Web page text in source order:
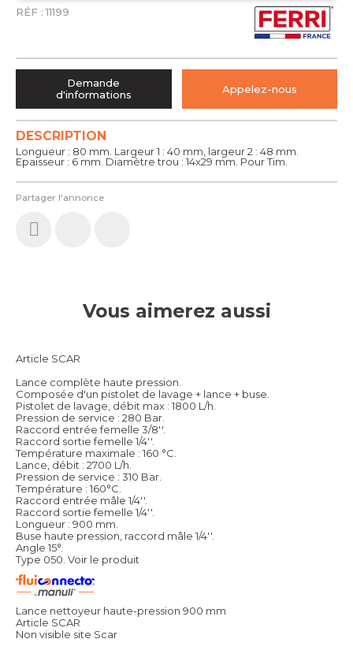
RÉF : 11199
Partager l'annonce
DESCRIPTION
Longueur : 80 mm. Largeur 1 : 40 mm, largeur 2 : 48 mm.
Epaisseur : 6 mm. Diamètre trou : 14x29 mm. Pour Tim.
Demande
d'informations
Appelez-nous
Vous aimerez aussi
Article SCAR
Lance complète haute pression.
Composée d'un pistolet de lavage + lance + buse.
Pistolet de lavage, débit max : 1800 L/h.
Pression de service : 280 Bar.
Raccord entrée femelle 3/8''.
Raccord sortie femelle 1/4''.
Température maximale : 160 °C.
Lance, débit : 2700 L/h.
Pression de service : 310 Bar.
Température : 160°C.
Raccord entrée mâle 1/4''.
Raccord sortie femelle 1/4''.
Longueur : 900 mm.
Buse haute pression, raccord mâle 1/4''.
Angle 15°.
Type 050. Voir le produit
Lance nettoyeur haute-pression 900 mm
Article SCAR
Non visible site Scar